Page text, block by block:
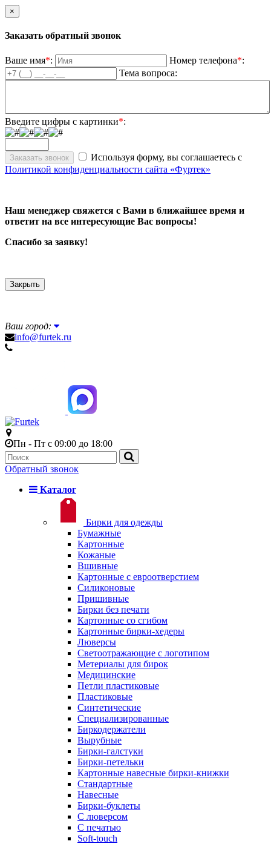
×
Заказать обратный звонок
Ваше имя*: Номер телефона*:
Тема вопроса:
Введите цифры с картинки*:
Используя форму, вы соглашаетесь с
Политикой конфиденциальности сайта «Фуртек»
Наш менеджер свяжется с Вами в ближайшее время и
ответит на все интересующие Вас вопросы!
Спасибо за заявку!
Закрыть
Ваш город:
info@furtek.ru
Пн - Пт с 09:00 до 18:00
Обратный звонок
Каталог
Бирки для одежды
Бумажные
Картонные
Кожаные
Вшивные
Картонные с евроотверстием
Силиконовые
Пришивные
Бирки без печати
Картонные со сгибом
Картонные бирки-хедеры
Люверсы
Светоотражающие с логотипом
Метериалы для бирок
Медицинские
Петли пластиковые
Пластиковые
Синтетические
Специализированные
Биркодержатели
Вырубные
Бирки-галстуки
Бирки-петельки
Картонные навесные бирки-книжки
Стандартные
Навесные
Бирки-буклеты
С люверсом
С печатью
Soft-touch